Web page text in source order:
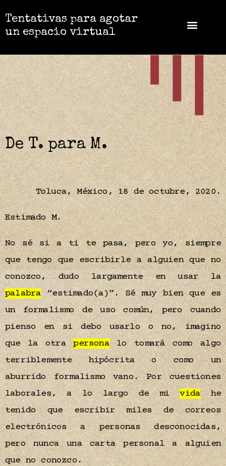
Tentativas para agotar
un espacio virtual
De T. para M.
Toluca, México, 18 de octubre, 2020.
Estimado M.
No sé si a ti te pasa, pero yo, siempre
que tengo que escribirle a alguien que no
conozco, dudo largamente en usar la
palabra“estimado(a)”. Sé muy bien que es
un formalismo de uso común, pero cuando
pienso en si debo usarlo o no, imagino
que la otrapersonalo tomará como algo
terriblemente hipócrita o como un
aburrido formalismo vano. Por cuestiones
laborales, a lo largo de mividahe
tenido que escribir miles de correos
electrónicos a personas desconocidas,
pero nunca una carta personal a alguien
que no conozco.